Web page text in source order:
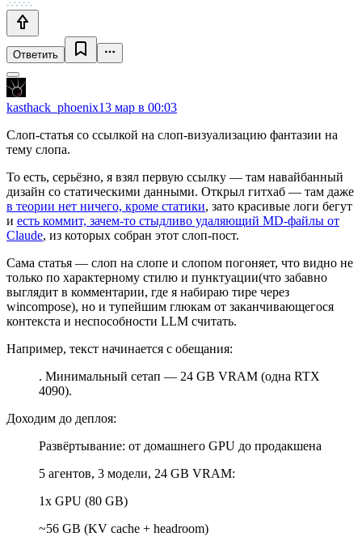
Ответить
kasthack_phoenix13 мар в 00:03
Слоп-статья со ссылкой на слоп-визуализацию фантазии на
тему слопа.
То есть, серьёзно, я взял первую ссылку — там навайбанный
дизайн со статическими данными. Открыл гитхаб — там даже
в теории нет ничего, кроме статики, зато красивые логи бегут
и есть коммит, зачем-то стыдливо удаляющий MD-файлы от
Claude, из которых собран этот слоп-пост.
Сама статья — слоп на слопе и слопом погоняет, что видно не
только по характерному стилю и пунктуации(что забавно
выглядит в комментарии, где я набираю тире через
wincompose), но и тупейшим глюкам от заканчивающегося
контекста и неспособности LLM считать.
Например, текст начинается с обещания:
. Минимальный сетап — 24 GB VRAM (одна RTX
4090).
Доходим до деплоя:
Развёртывание: от домашнего GPU до продакшена
5 агентов, 3 модели, 24 GB VRAM:
1x GPU (80 GB)
~56 GB (KV cache + headroom)